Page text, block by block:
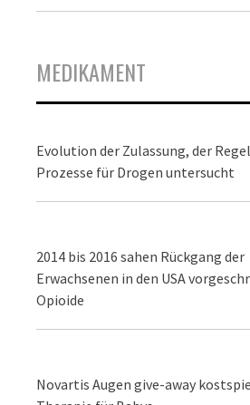
MEDIKAMENT
Evolution der Zulassung, der
Prozesse für Drogen untersucht
2014 bis 2016 sahen Rückgang der
Erwachsenen in den USA
Opioide
Novartis Augen give-away